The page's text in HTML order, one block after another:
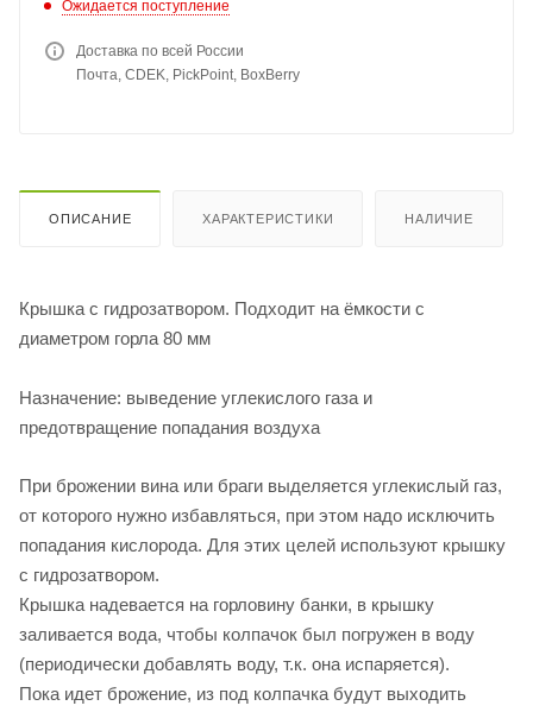
Ожидается поступление
Доставка по всей России
Почта, CDEK, PickPoint, BoxBerry
ОПИСАНИЕ ХАРАКТЕРИСТИКИ НАЛИЧИЕ
Крышка с гидрозатвором. Подходит на ёмкости с
диаметром горла 80 мм
Назначение: выведение углекислого газа и
предотвращение попадания воздуха
При брожении вина или браги выделяется углекислый газ,
от которого нужно избавляться, при этом надо исключить
попадания кислорода. Для этих целей используют крышку
с гидрозатвором.
Крышка надевается на горловину банки, в крышку
заливается вода, чтобы колпачок был погружен в воду
(периодически добавлять воду, т.к. она испаряется).
Пока идет брожение, из под колпачка будут выходить